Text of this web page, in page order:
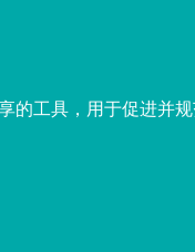
的工具，用于促进并